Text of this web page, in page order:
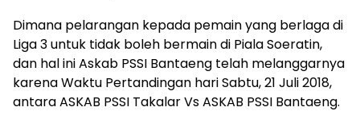
Dimana pelarangan kepada pemain yang berlaga di
Liga 3 untuk tidak boleh bermain di Piala Soeratin,
dan hal ini Askab PSSI Bantaeng telah melanggarnya
karena Waktu Pertandingan hari Sabtu, 21 Juli 2018,
antara ASKAB PSSI Takalar Vs ASKAB PSSI Bantaeng.